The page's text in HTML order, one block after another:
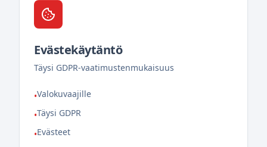
Evästekäytäntö
Täysi GDPR-vaatimustenmukaisuus
•Valokuvaajille
•Täysi GDPR
•Evästeet